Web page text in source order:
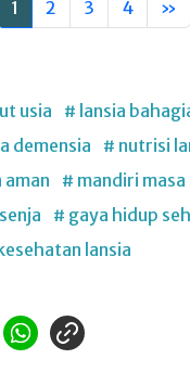
1 2 3 4 »
usia
# lansia
demensia
# nutrisi
aman
# mandiri masa
# gaya hidup
lansia